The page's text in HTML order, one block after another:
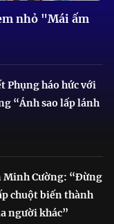
nhỏ "Mái ấm
Phụng háo hức với
“Ánh sao lấp lánh
Minh Cường: “Đừng
chuột biến thành
người khác”